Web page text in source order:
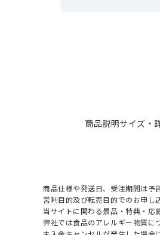
商品説明サイズ・
商品仕様や発送日、受注期間は予
営利目的及び転売目的でのお申し
当サイトに関わる景品・特典・応
弊社では食品のアレルギー物質に